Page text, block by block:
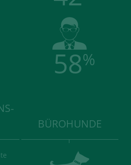
58%
BÜROHUNDE